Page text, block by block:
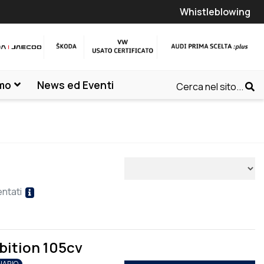
Whistleblowing
News ed Eventi Cerca nel sito...
105cv